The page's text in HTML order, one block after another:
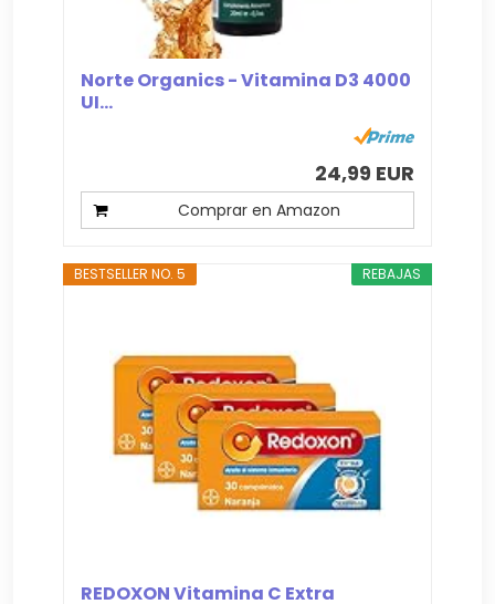
Norte Organics - Vitamina D3 4000
UI...
24,99 EUR
Comprar en Amazon
REBAJAS
BESTSELLER NO. 5
REDOXON Vitamina C Extra